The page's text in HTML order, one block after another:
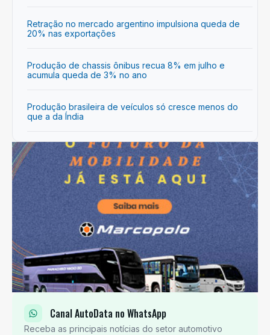
Retração no mercado argentino impulsiona queda de
20% nas exportações
Produção de chassis ônibus recua 8% em julho e
acumula queda de 3% no ano
Produção brasileira de veículos só cresce menos do
que a da Índia
Canal AutoData no WhatsApp
Receba as principais notícias do setor automotivo